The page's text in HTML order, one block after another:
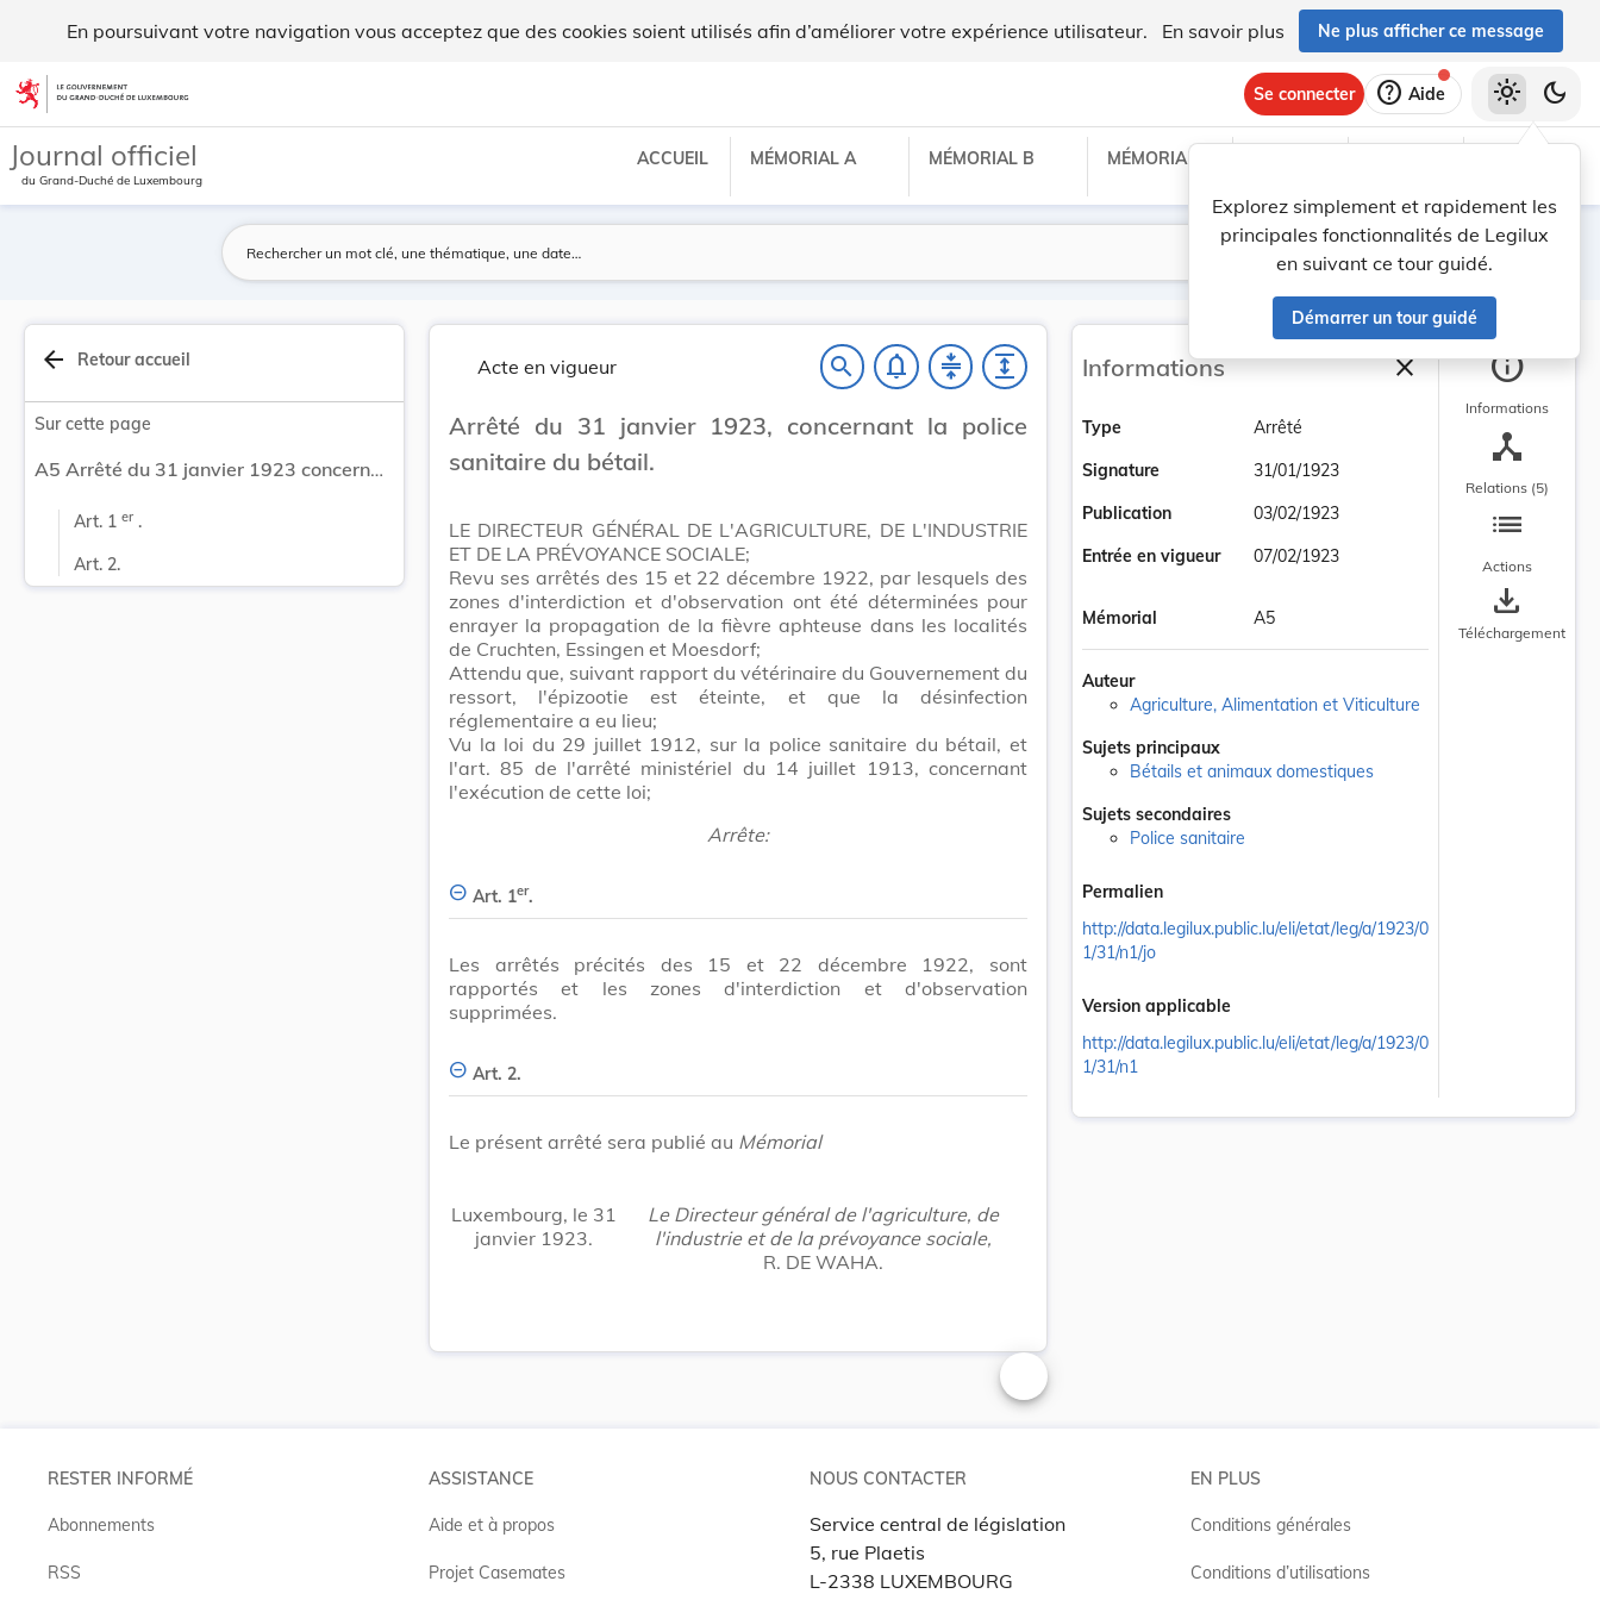
En poursuivant votre navigation vous acceptez que des cookies soient utilisés afin d’améliorer votre expérience utilisateur. En savoir plus Ne plus afficher ce message
Aller au contenu
Se connecter help Aide
Explorez simplement et rapidement les
principales fonctionnalités de Legilux
en suivant ce tour guidé.
Démarrer un tour guidé
light_mode dark_mode
Journal officiel
du Grand-Duché de Luxembourg
ACCUEIL MÉMORIAL A MÉMORIAL B MÉMORIAL C
Lancer la recherche
Filtres
arrow_back Retour accueil
Sur cette page
A5 Arrêté du 31 janvier 1923 concernant la police sanitaire du bétail.
Art. 1 er .
Art. 2.
Acte en vigueur search notifications_none compress expand
Arrêté du 31 janvier 1923, concernant la police
sanitaire du bétail.
LE DIRECTEUR GÉNÉRAL DE L'AGRICULTURE, DE L'INDUSTRIE
ET DE LA PRÉVOYANCE SOCIALE;
Revu ses arrêtés des 15 et 22 décembre 1922, par lesquels des
zones d'interdiction et d'observation ont été déterminées pour
enrayer la propagation de la fièvre aphteuse dans les localités
de Cruchten, Essingen et Moesdorf;
Attendu que, suivant rapport du vétérinaire du Gouvernement du
ressort, l'épizootie est éteinte, et que la désinfection
réglementaire a eu lieu;
Vu la loi du 29 juillet 1912, sur la police sanitaire du bétail, et
l'art. 85 de l'arrêté ministériel du 14 juillet 1913, concernant
l'exécution de cette loi;
Arrête:
Art. 1er.
Les arrêtés précités des 15 et 22 décembre 1922, sont
rapportés et les zones d'interdiction et d'observation
supprimées.
Art. 2.
Le présent arrêté sera publié au Mémorial
Luxembourg, le 31
janvier 1923.
Le Directeur général de l'agriculture, de
l'industrie et de la prévoyance sociale,
R. DE WAHA.
Changer la taille du texte
Informations closeFermer la barre
Type
Arrêté
Signature
31/01/1923
Publication
03/02/1923
Entrée en vigueur
07/02/1923
Mémorial A5
Auteur
Agriculture, Alimentation et Viticulture
Sujets principaux
Bétails et animaux domestiques
Sujets secondaires
Police sanitaire
Permalien
http://data.legilux.public.lu/eli/etat/leg/a/1923/0
1/31/n1/jo
Version applicable
http://data.legilux.public.lu/eli/etat/leg/a/1923/0
1/31/n1
info
Informations
device_hub
Relations (5)
list
Actions
save_alt
Téléchargement
RESTER INFORMÉ
Abonnements
RSS
ASSISTANCE
Aide et à propos
Projet Casemates
NOUS CONTACTER
Service central de législation
5, rue Plaetis
L-2338 LUXEMBOURG
EN PLUS
Conditions générales
Conditions d’utilisations